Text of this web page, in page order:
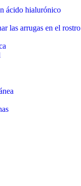
ácido hialurónico
las arrugas en el rostro